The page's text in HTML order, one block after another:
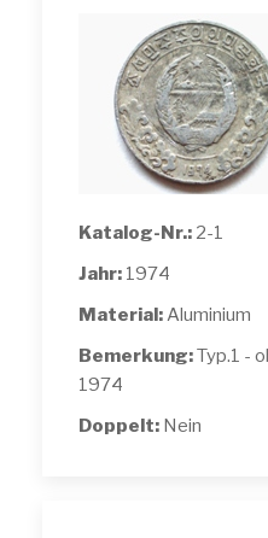
Katalog-Nr.: 2-1
Jahr: 1974
Material:Aluminium
Bemerkung:Typ.1 -
1974
Doppelt: Nein